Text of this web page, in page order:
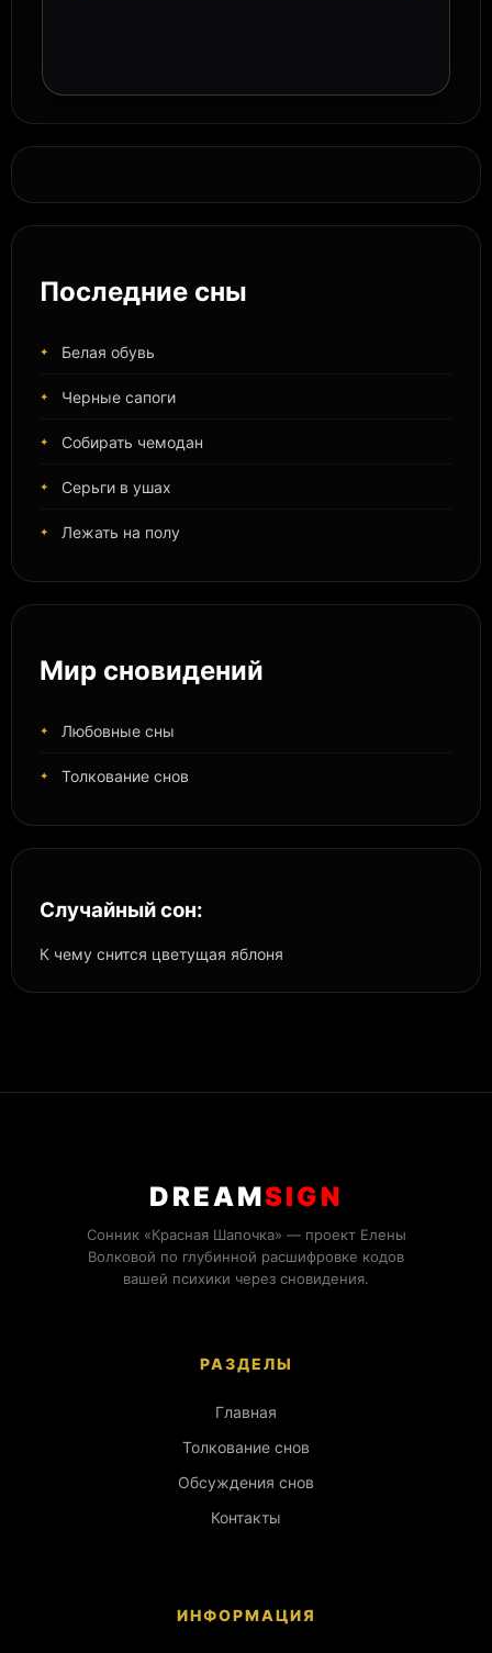
Последние сны
Белая обувь
Черные сапоги
Собирать чемодан
Серьги в ушах
Лежать на полу
Мир сновидений
Любовные сны
Толкование снов
Случайный сон:
К чему снится цветущая яблоня
DREAMSIGN
Сонник «Красная Шапочка» — проект Елены
Волковой по глубинной расшифровке кодов
вашей психики через сновидения.
РАЗДЕЛЫ
Главная
Толкование снов
Обсуждения снов
Контакты
ИНФОРМАЦИЯ